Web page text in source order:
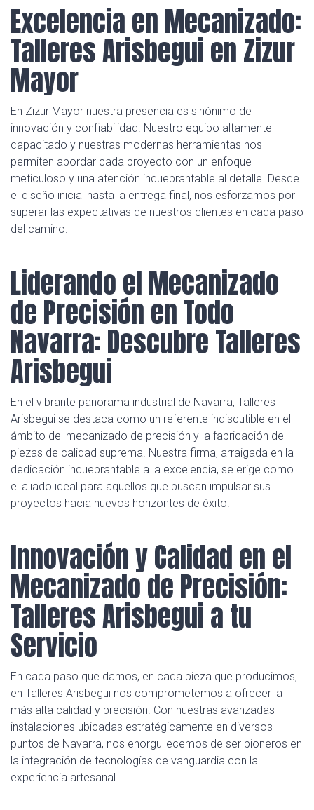
Excelencia en Mecanizado:
Talleres Arisbegui en Zizur
Mayor
En Zizur Mayor nuestra presencia es sinónimo de
innovación y confiabilidad. Nuestro equipo altamente
capacitado y nuestras modernas herramientas nos
permiten abordar cada proyecto con un enfoque
meticuloso y una atención inquebrantable al detalle. Desde
el diseño inicial hasta la entrega final, nos esforzamos por
superar las expectativas de nuestros clientes en cada paso
del camino.
Liderando el Mecanizado
de Precisión en Todo
Navarra: Descubre Talleres
Arisbegui
En el vibrante panorama industrial de Navarra, Talleres
Arisbegui se destaca como un referente indiscutible en el
ámbito del mecanizado de precisión y la fabricación de
piezas de calidad suprema. Nuestra firma, arraigada en la
dedicación inquebrantable a la excelencia, se erige como
el aliado ideal para aquellos que buscan impulsar sus
proyectos hacia nuevos horizontes de éxito.
Innovación y Calidad en el
Mecanizado de Precisión:
Talleres Arisbegui a tu
Servicio
En cada paso que damos, en cada pieza que producimos,
en Talleres Arisbegui nos comprometemos a ofrecer la
más alta calidad y precisión. Con nuestras avanzadas
instalaciones ubicadas estratégicamente en diversos
puntos de Navarra, nos enorgullecemos de ser pioneros en
la integración de tecnologías de vanguardia con la
experiencia artesanal.